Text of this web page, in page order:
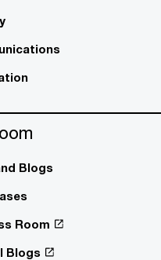
Blogs
Room
Blogs